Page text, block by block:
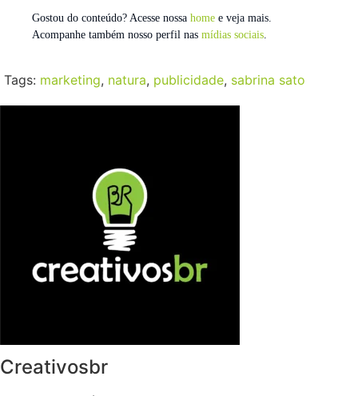
Gostou do conteúdo? Acesse nossa home e veja mais.
Acompanhe também nosso perfil nas mídias sociais
Tags: marketing, natura, publicidade, sabrina sato
Creativosbr